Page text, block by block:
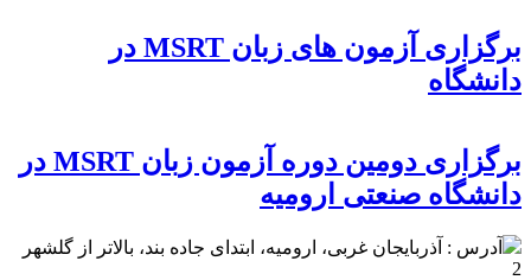
برگزاری آزمون های زبان MSRT در
دانشگاه
برگزاری دومین دوره آزمون زبان MSRT در
دانشگاه صنعتی ارومیه
آدرس : آذربایجان غربی، ارومیه، ابتدای جاده بند، بالاتر از گلشهر
2